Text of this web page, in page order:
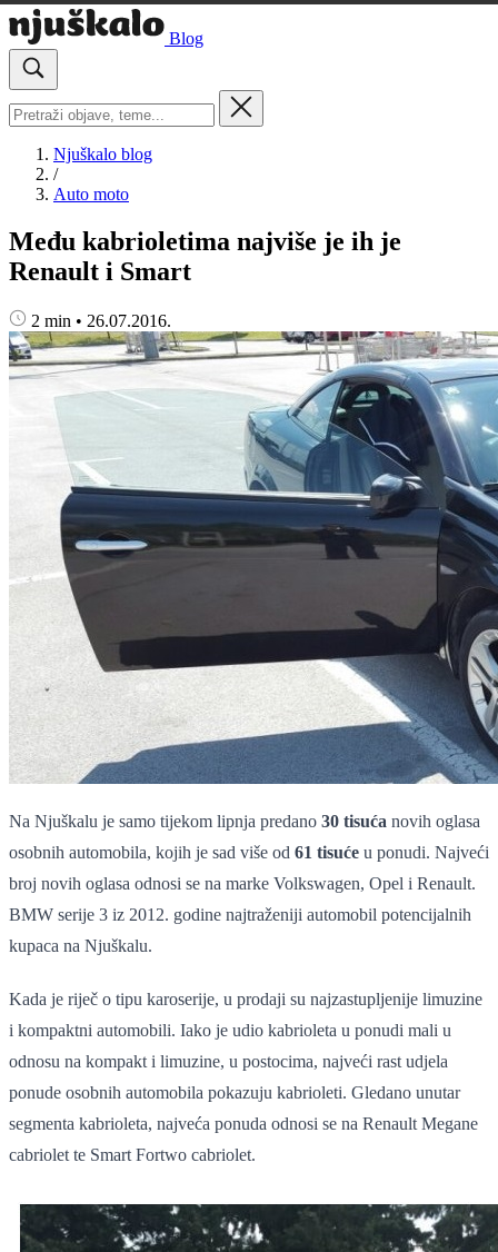
Blog
Njuškalo blog
/
Auto moto
Među kabrioletima najviše je ih je
Renault i Smart
2 min • 26.07.2016.
Na Njuškalu je samo tijekom lipnja predano 30 tisuća novih oglasa
osobnih automobila, kojih je sad više od 61 tisuće u ponudi. Najveći
broj novih oglasa odnosi se na marke Volkswagen, Opel i Renault.
BMW serije 3 iz 2012. godine najtraženiji automobil potencijalnih
kupaca na Njuškalu.
Kada je riječ o tipu karoserije, u prodaji su najzastupljenije limuzine
i kompaktni automobili. Iako je udio kabrioleta u ponudi mali u
odnosu na kompakt i limuzine, u postocima, najveći rast udjela
ponude osobnih automobila pokazuju kabrioleti. Gledano unutar
segmenta kabrioleta, najveća ponuda odnosi se na Renault Megane
cabriolet te Smart Fortwo cabriolet.